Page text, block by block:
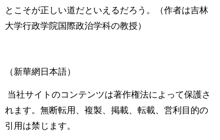
とこそが正しい道だといえるだろう。（作者は吉林
大学行政学院国際政治学科の教授）
（新華網日本語）
当社サイトのコンテンツは著作権法によって保護さ
れます。無断転用、複製、掲載、転載、営利目的の
引用は禁じます。